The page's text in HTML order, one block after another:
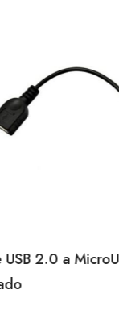
2.0 a